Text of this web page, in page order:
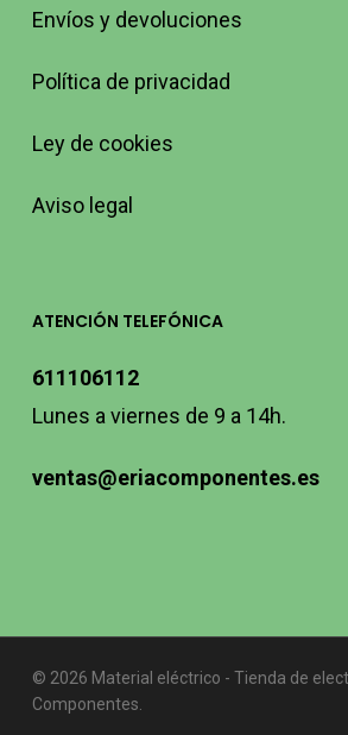
Envíos y devoluciones
Política de privacidad
Ley de cookies
Aviso legal
ATENCIÓN TELEFÓNICA
611106112
Lunes a viernes de 9 a 14h.
ventas@eriacomponentes.es
© 2026 Material eléctrico - Tienda de
Componentes.